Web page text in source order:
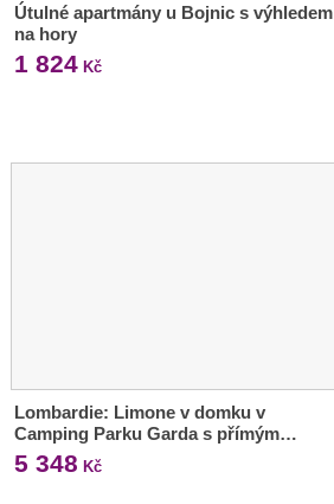
Útulné apartmány u Bojnic s výhledem
na hory
1 824 Kč
Lombardie: Limone v domku v
Camping Parku Garda s přímým…
5 348 Kč